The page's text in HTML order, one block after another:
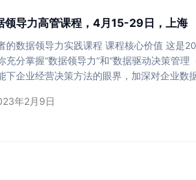
领导力高管课程，4月15-29日，上海
的数据领导力实践课程 课程核心价值 这是
充分掌握“数据领导力”和“数据驱动决策管理
下企业经营决策方法的眼界，加深对企业数
保在竞争激烈和不确定性的市场环境下，实
年2月9日